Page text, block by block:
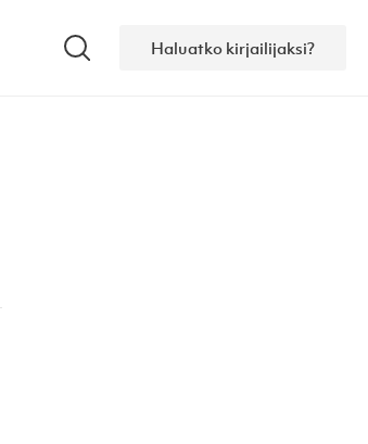
Haluatko kirjailijaksi?
Hae